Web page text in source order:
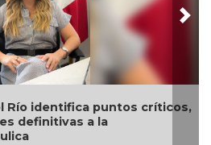
El diálogo directo define
servicios en Xalapa a